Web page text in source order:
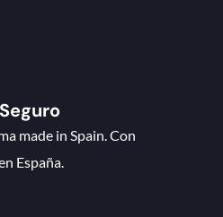
made in Spain. Con
España.